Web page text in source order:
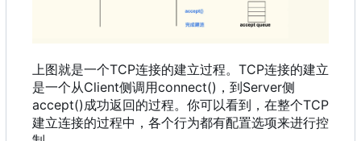
上图就是一个TCP连接的建立过程。TCP连接的建立
是一个从Client侧调用connect() ， 到Server侧
accept()成功返回的过程。你可以看到 ， 在整个TCP
建立连接的过程中 ， 各个行为都有配置选项来进行控